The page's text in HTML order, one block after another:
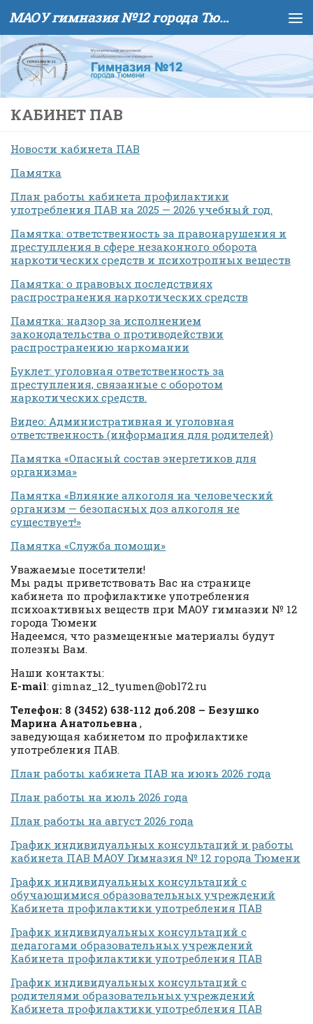
Skip to content МАОУ гимназия №12 города Тюмени
КАБИНЕТ ПАВ
Новости кабинета ПАВ
Памятка
План работы кабинета профилактики
употребления ПАВ на 2025 — 2026 учебный год.
Памятка: ответственность за правонарушения и
преступления в сфере незаконного оборота
наркотических средств и психотропных веществ
Памятка: о правовых последствиях
распространения наркотических средств
Памятка: надзор за исполнением
законодательства о противодействии
распространению наркомании
Буклет: уголовная ответственность за
преступления, связанные с оборотом
наркотических средств.
Видео: Административная и уголовная
ответственность (информация для родителей)
Памятка «Опасный состав энергетиков для
организма»
Памятка «Влияние алкоголя на человеческий
организм — безопасных доз алкоголя не
существует!»
Памятка «Служба помощи»
Уважаемые посетители!
Мы рады приветствовать Вас на странице
кабинета по профилактике употребления
психоактивных веществ при МАОУ гимназии № 12
города Тюмени
Надеемся, что размещенные материалы будут
полезны Вам.
Наши контакты:
E-mail: gimnaz_12_tyumen@obl72.ru
Телефон: 8 (3452) 638-112 доб.208 – Безушко
Марина Анатольевна ,
заведующая кабинетом по профилактике
употребления ПАВ.
План работы кабинета ПАВ на июнь 2026 года
План работы на июль 2026 года
План работы на август 2026 года
График индивидуальных консультаций и работы
кабинета ПАВ МАОУ Гимназия № 12 города Тюмени
График индивидуальных консультаций с
обучающимися образовательных учреждений
Кабинета профилактики употребления ПАВ
График индивидуальных консультаций с
педагогами образовательных учреждений
Кабинета профилактики употребления ПАВ
График индивидуальных консультаций с
родителями образовательных учреждений
Кабинета профилактики употребления ПАВ